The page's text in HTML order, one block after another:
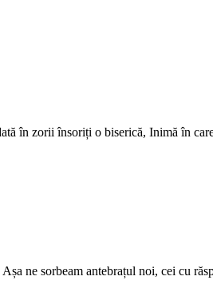
în zorii însoriți o biserică, Inimă în
ne sorbeam antebrațul noi, cei cu